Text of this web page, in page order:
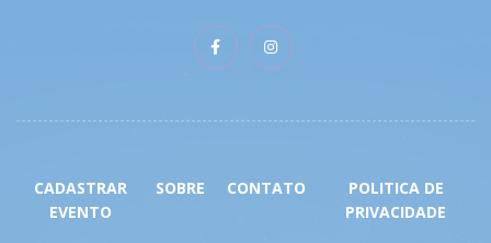
CADASTRAR
EVENTO
SOBRE CONTATO
POLITICA DE
PRIVACIDADE